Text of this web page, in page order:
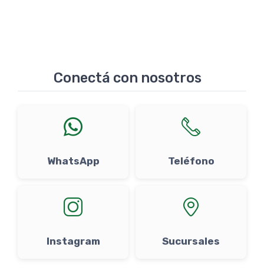
Conectá con nosotros
WhatsApp Teléfono
Instagram Sucursales